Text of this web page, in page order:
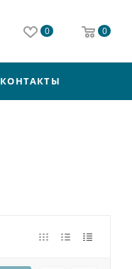
0 0
КОНТАКТЫ